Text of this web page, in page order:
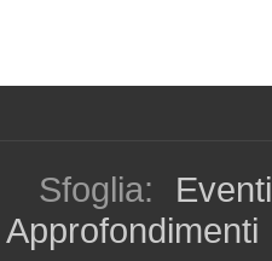
Sfoglia: Eventi
Approfondimenti